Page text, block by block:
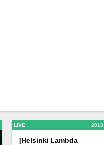
LIVE
[Helsinki Lambda